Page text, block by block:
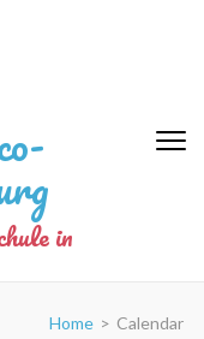
in
Home > Calendar